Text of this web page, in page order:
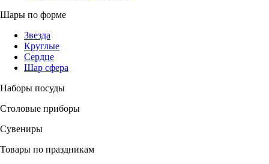
Шары по форме
Звезда
Круглые
Сердце
Шар сфера
Наборы посуды
Столовые приборы
Сувениры
Товары по праздникам